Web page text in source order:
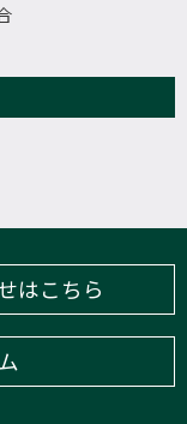
はこちら